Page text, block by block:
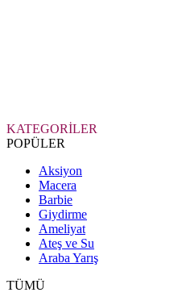
KATEGORİLER
POPÜLER
Aksiyon
Macera
Barbie
Giydirme
Ameliyat
Ateş ve Su
Araba Yarış
TÜMÜ